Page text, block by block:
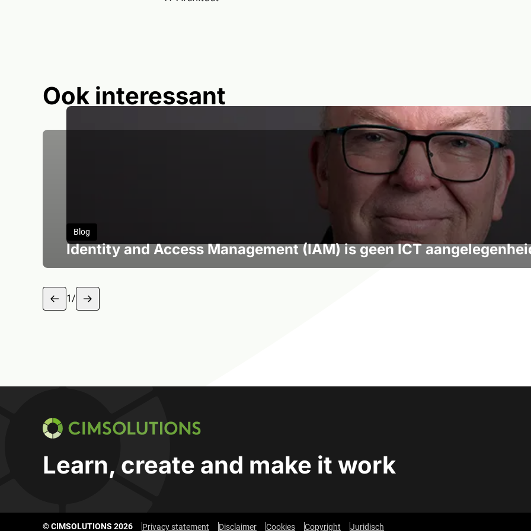
Ook interessant
Blog
Identity and Access Management (IAM) is geen ICT
Lees artikel over Identity and Access Management (IAM) is geen ICT aangelegenheid!
1 van 6
1 /
Learn, create and make it work
© CIMSOLUTIONS 2026 Privacy statement Disclaimer Cookies Copyright Juridisch